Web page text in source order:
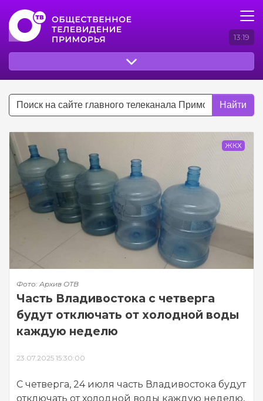
13:19
Найти
ЖКХ
Фото: Архив ОТВ
Часть Владивостока с четверга
будут отключать от холодной воды
каждую неделю
23.07.2025 15:30:00
С четверга, 24 июля часть Владивостока будут
отключать от холодной воды каждую неделю,